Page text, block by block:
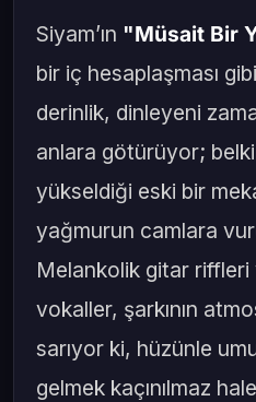
Siyam’ın "Müsait Bir
bir iç hesaplaşması
derinlik, dinleyeni
anlara götürüyor; belki
yükseldiği eski bir
yağmurun camlara
Melankolik gitar
vokaller, şarkının
sarıyor ki, hüzünle
gelmek kaçınılmaz